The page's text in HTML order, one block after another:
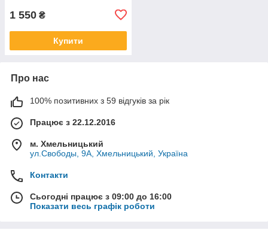
1 550 ₴
Купити
Про нас
100% позитивних з 59 відгуків за рік
Працює з 22.12.2016
м. Хмельницький
ул.Свободы, 9А, Хмельницький, Україна
Контакти
Сьогодні працює з 09:00 до 16:00
Показати весь графік роботи